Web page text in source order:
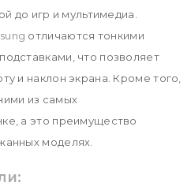
до игр и мультимедиа.
отличаются тонкими
что позволяет
и наклон экрана. Кроме того,
из самых
а это преимущество
моделях.